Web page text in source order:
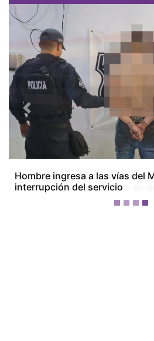
Colón bajo tensión: dos
baleados y tres detenidos en
Previous